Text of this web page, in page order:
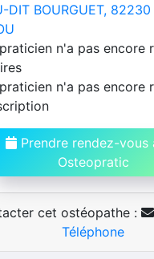
DIT BOURGUET, 82230
n'a pas encore
n'a pas encore
Prendre rendez-vous
Osteopratic
cet ostéopathe :
Téléphone